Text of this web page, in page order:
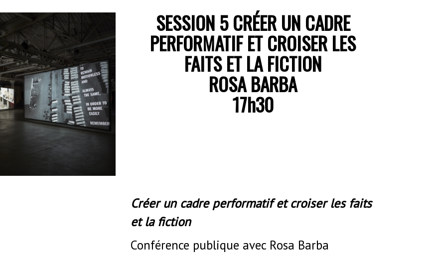
SESSION 5 CRÉER UN CADRE
PERFORMATIF ET CROISER LES
FAITS ET LA FICTION
ROSA BARBA
17h30
Créer un cadre performatif et croiser les faits
et la fiction
Conférence publique avec Rosa Barba